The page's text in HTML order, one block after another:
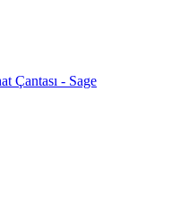
Çantası - Sage